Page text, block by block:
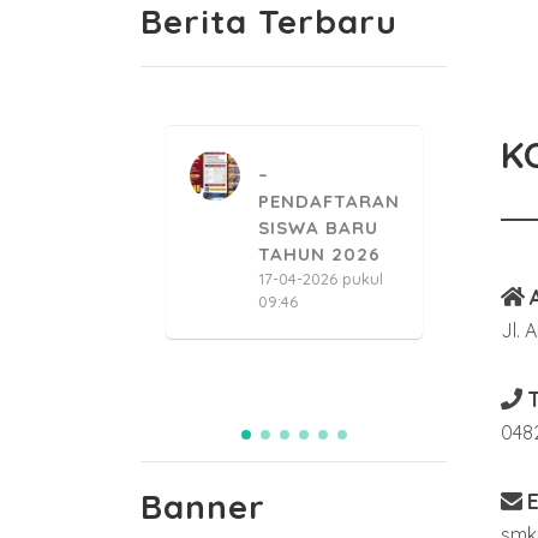
Berita Terbaru
PENDAFTARAN
SISWA BARU
TAHUN 2026
17-04-2026 pukul
09:46
Banner
Jl.